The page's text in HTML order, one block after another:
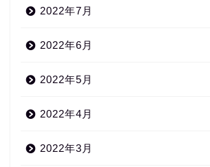
2022年7月
2022年6月
2022年5月
2022年4月
2022年3月